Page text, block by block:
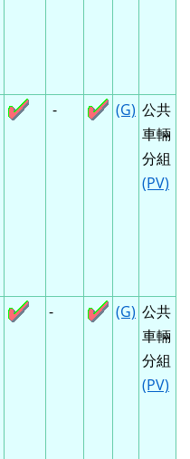
- (G) 公共
車輛
分組
(PV)
- (G) 公共
車輛
分組
(PV)